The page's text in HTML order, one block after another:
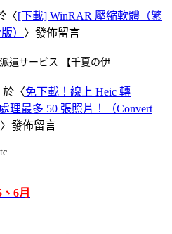
〈[下載] WinRAR 壓縮軟體（繁
） 〉發佈留言
遣サービス 【千夏の伊…
於〈免下載！線上 Heic 轉
理最多 50 張照片！（Convert
〉發佈留言
6月